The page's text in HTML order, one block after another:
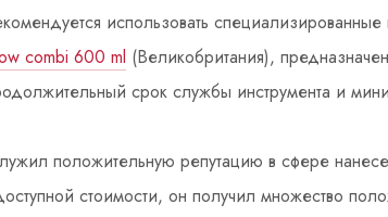
использовать
combi 600 ml (Великобритания),
срок службы инструмента и
положительную репутацию в сфере
стоимости, он получил множество